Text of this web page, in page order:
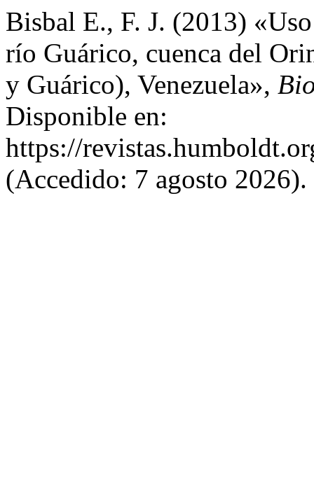
Bisbal E., F. J. (2013)
río Guárico, cuenca del
y Guárico), Venezuela»,
Disponible en:
https://
(Accedido: 7 agosto 2026).